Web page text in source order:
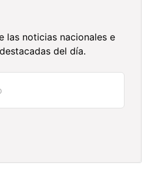
las noticias nacionales e
del día.